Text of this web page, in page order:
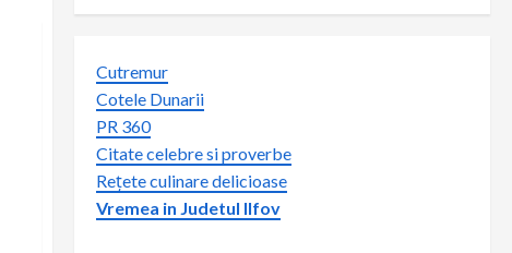
Cutremur
Cotele Dunarii
PR 360
Citate celebre si proverbe
Rețete culinare delicioase
Vremea in Judetul Ilfov